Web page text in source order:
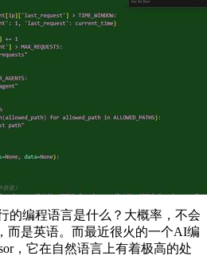
编程语言是什么？大概率，不会
而是英语。而最近很火的一个AI编
，它在自然语言上有着极高的处